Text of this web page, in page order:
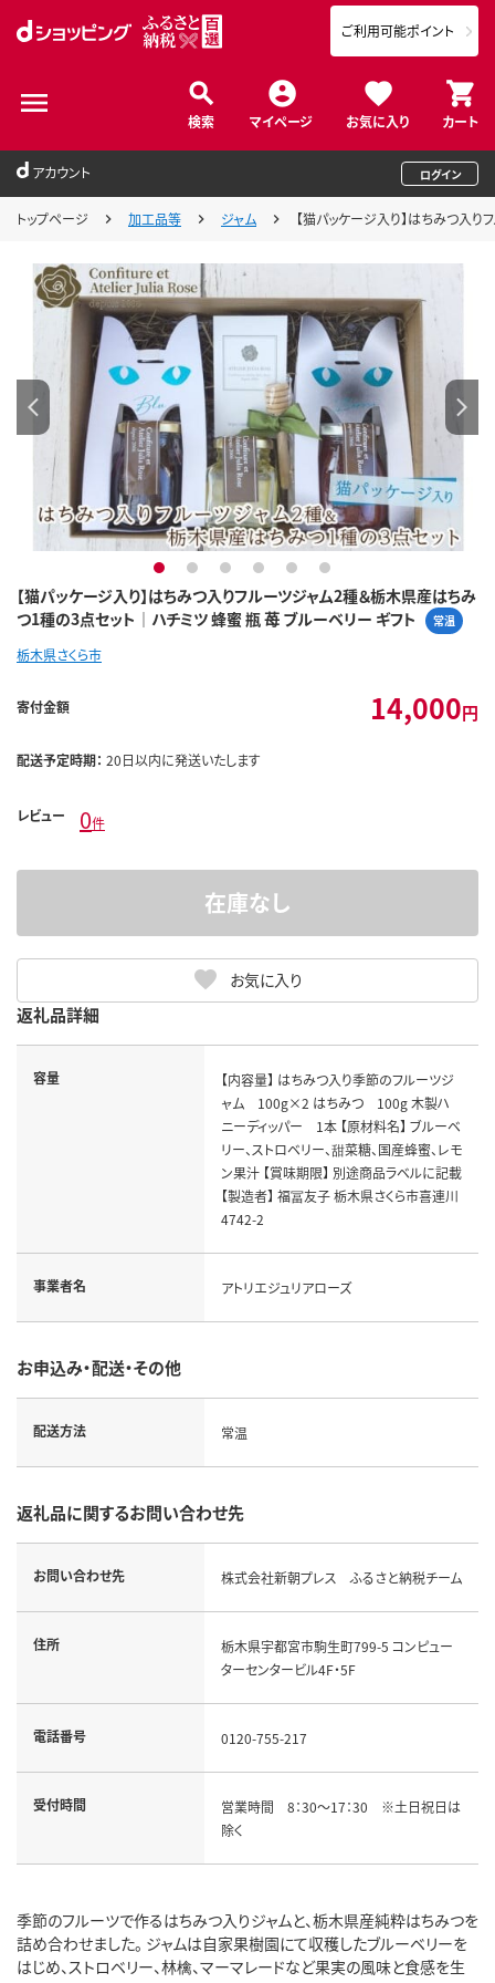
検索 マイページ お気に入り カート
ご利用可能ポイント
アカウント ログイン
トップページ 加工品等 ジャム 【猫パッケージ入り】はちみつ入
【猫パッケージ入り】はちみつ入りフルーツジャム2種＆栃木県産はちみ
つ1種の3点セット｜ハチミツ 蜂蜜 瓶 苺 ブルーベリー ギフト
常温
1 2 3 4 5 6
栃木県さくら市
寄付金額 14,000円
配送予定時期： 20日以内に発送いたします
レビュー 0件
お気に入り
在庫なし
返礼品詳細
容量
【内容量】 はちみつ入り季節のフルーツジ
ャム 100g×2 はちみつ 100g 木製ハ
ニーディッパー 1本 【原材料名】 ブルーベ
リー、ストロベリー、甜菜糖、国産蜂蜜、レモ
ン果汁 【賞味期限】 別途商品ラベルに記載
【製造者】 福冨友子 栃木県さくら市喜連川
4742-2
事業者名 アトリエジュリアローズ
お申込み・配送・その他
配送方法 常温
返礼品に関するお問い合わせ先
お問い合わせ先 株式会社新朝プレス ふるさと納税チーム
住所
栃木県宇都宮市駒生町799-5 コンピュー
ターセンタービル4F・5F
電話番号 0120-755-217
受付時間
営業時間 8：30～17：30 ※土日祝日は
除く
季節のフルーツで作るはちみつ入りジャムと、栃木県産純粋はちみつを
詰め合わせました。 ジャムは自家果樹園にて収穫したブルーベリーを
はじめ、ストロベリー、林檎、マーマレードなど果実の風味と食感を生